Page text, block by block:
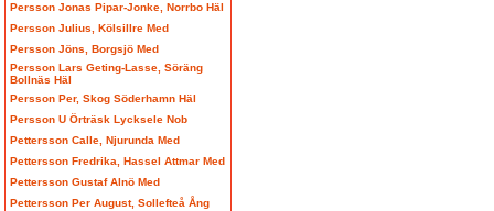
Persson Jonas Pipar-Jonke, Norrbo Häl
Persson Julius, Kölsillre Med
Persson Jöns, Borgsjö Med
Persson Lars Geting-Lasse, Söräng
Bollnäs Häl
Persson Per, Skog Söderhamn Häl
Persson U Örträsk Lycksele Nob
Pettersson Calle, Njurunda Med
Pettersson Fredrika, Hassel Attmar Med
Pettersson Gustaf Alnö Med
Pettersson Per August, Sollefteå Ång